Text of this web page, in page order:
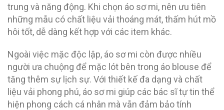
trung và năng động. Khi chọn áo sơ mi, nên ưu tiên
những mẫu có chất liệu vải thoáng mát, thấm hút mồ
hôi tốt, dễ dàng kết hợp với các item khác.
Ngoài việc mặc độc lập, áo sơ mi còn được nhiều
người ưa chuộng để mặc lót bên trong áo blouse để
tăng thêm sự lịch sự. Với thiết kế đa dạng và chất
liệu vải phong phú, áo sơ mi giúp các bác sĩ tự tin thể
hiện phong cách cá nhân mà vẫn đảm bảo tính